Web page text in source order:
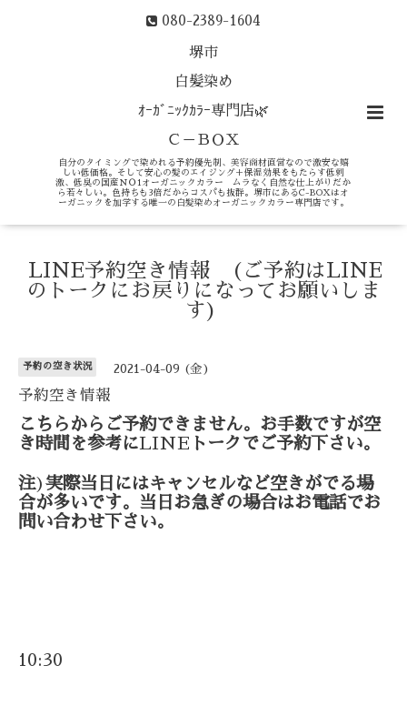
080-2389-1604
堺市
白髪染め
ｵｰｶﾞﾆｯｸｶﾗｰ専門店🌿
Ｃ－ＢＯＸ
自分のタイミングで染めれる予約優先制、美容商材直営なので激安な嬉
しい低価格。そして安心の髪のエイジング＋保湿効果をもたらす低刺
激、低臭の国産ＮＯ1オーガニックカラー ムラなく自然な仕上がりだか
ら若々しい。色持ちも3倍だからコスパも抜群。堺市にあるC-BOXはオ
ーガニックを加学する唯一の白髪染めオーガニックカラー専門店です。
LINE予約空き情報 (ご予約はLINE
のトークにお戻りになってお願いしま
す)
予約の空き状況 2021-04-09 (金)
予約空き情報
こちらからご予約できません。お手数ですが空
き時間を参考にLINE トークでご予約下さい。
注) 実際当日にはキャンセルなど空きがでる場
合が多いです。当日お急ぎの場合はお電話でお
問い合わせ下さい。
10:30